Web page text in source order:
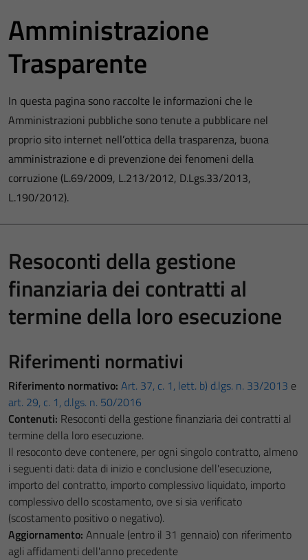
Amministrazione
Trasparente
In questa pagina sono raccolte le informazioni che le
Amministrazioni pubbliche sono tenute a pubblicare nel
proprio sito internet nell’ottica della trasparenza, buona
amministrazione e di prevenzione dei fenomeni della
corruzione (L.69/2009, L.213/2012, D.Lgs.33/2013,
L.190/2012).
Resoconti della gestione
finanziaria dei contratti al
termine della loro esecuzione
Riferimenti normativi
Riferimento normativo: Art. 37, c. 1, lett. b) d.lgs. n. 33/2013 e
art. 29, c. 1, d.lgs. n. 50/2016
Contenuti: Resoconti della gestione finanziaria dei contratti al
termine della loro esecuzione.
Il resoconto deve contenere, per ogni singolo contratto, almeno
i seguenti dati: data di inizio e conclusione dell'esecuzione,
importo del contratto, importo complessivo liquidato, importo
complessivo dello scostamento, ove si sia verificato
(scostamento positivo o negativo).
Aggiornamento: Annuale (entro il 31 gennaio) con riferimento
agli affidamenti dell'anno precedente